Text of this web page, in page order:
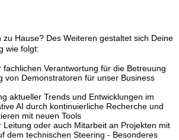
zu Hause? Des Weiteren gestaltet sich Deine
wie folgt:
fachlichen Verantwortung für die Betreuung
von Demonstratoren für unser Business
aktueller Trends und Entwicklungen im
AI durch kontinuierliche Recherche und
mit neuen Tools
Leitung oder auch Mitarbeit an Projekten mit
dem technischen Steering - Besonderes